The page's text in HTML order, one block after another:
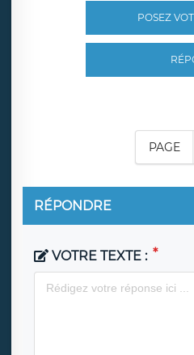
POSEZ
PAGE
RÉPONDRE
VOTRE TEXTE :